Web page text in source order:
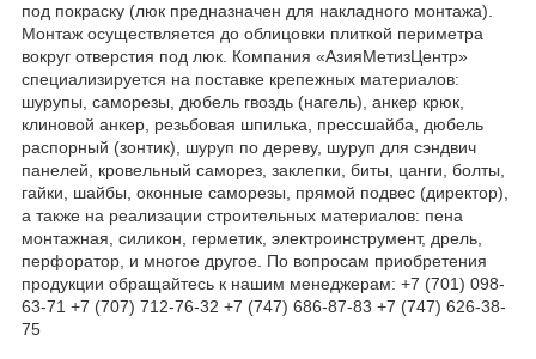
под покраску (люк предназначен для накладного монтажа).
Монтаж осуществляется до облицовки плиткой периметра
вокруг отверстия под люк. Компания «АзияМетизЦентр»
специализируется на поставке крепежных материалов:
шурупы, саморезы, дюбель гвоздь (нагель), анкер крюк,
клиновой анкер, резьбовая шпилька, прессшайба, дюбель
распорный (зонтик), шуруп по дереву, шуруп для сэндвич
панелей, кровельный саморез, заклепки, биты, цанги, болты,
гайки, шайбы, оконные саморезы, прямой подвес (директор),
а также на реализации строительных материалов: пена
монтажная, силикон, герметик, электроинструмент, дрель,
перфоратор, и многое другое. По вопросам приобретения
продукции обращайтесь к нашим менеджерам: +7 (701) 098-
63-71 +7 (707) 712-76-32 +7 (747) 686-87-83 +7 (747) 626-38-
75